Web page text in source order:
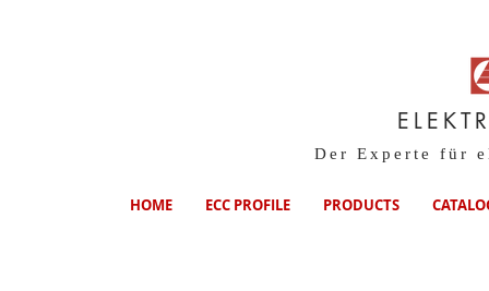
Der Experte für
HOME ECC PROFILE PRODUCTS